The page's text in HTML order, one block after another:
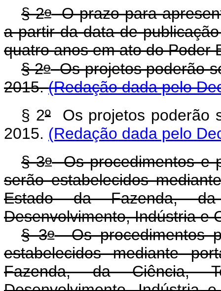
§ 2oO prazo para
a partir da data de
quatro anos em ato do Poder
§ 2o
Os projetos poderão
2015.(Redação dada pelo
§ 2ºOs projetos poderão
2015. (Redação dada pelo
§ 3oOs procedimentos e
serão estabelecidos
Estado da Fazenda,
Desenvolvimento, Indústria e
§ 3oOs procedimentos
estabelecidos mediante
Fazenda, da Ciência,